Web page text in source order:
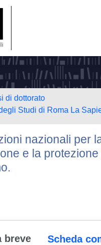
di dottorato
Studi di Roma La
nazionali per
e la protezione
breve
Scheda